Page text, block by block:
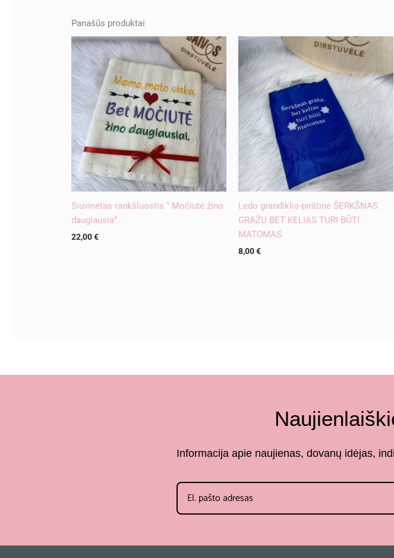
Panašūs produktai
Siuvinėtas rankšluostis ” Močiutė žino
daugiausia”
22,00€
Ledo grandiklis-pirštinė ŠERKŠNAS
GRAŽU BET KELIAS TURI BŪTI
MATOMAS
8,00€
Informacija apie naujienas, dovanų idėjas,